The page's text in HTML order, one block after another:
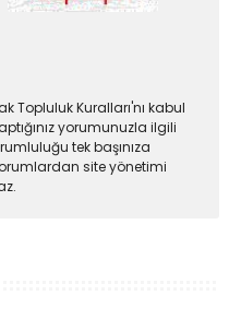
Topluluk Kuralları'nı kabul
yorumunuzla ilgili
tek başınıza
site yönetimi